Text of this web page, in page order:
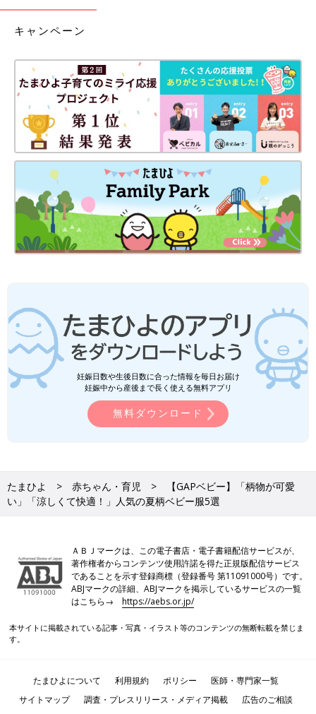
キャンペーン
妊娠日数や生後日数に合った情報を毎日お届け
妊娠中から産後まで長く使える無料アプリ
無料ダウンロード
たまひよ 赤ちゃん・育児
【GAPベビー】「柄物が可愛
い」「涼しくて快適！」人気の夏柄ベビー服5選
ＡＢＪマークは、この電子書店・電子書籍配信サービスが、
著作権者からコンテンツ使用許諾を得た正規版配信サービス
であることを示す登録商標（登録番号 第11091000号）です。
ABJマークの詳細、ABJマークを掲示しているサービスの一覧
はこちら→https://aebs.or.jp/
本サイトに掲載されている記事・写真・イラスト等のコンテンツの無断転載を禁じま
す。
たまひよについて 利用規約 ポリシー
医師・専門家一覧
サイトマップ
調査・プレスリリース・メディア掲載
広告のご相談